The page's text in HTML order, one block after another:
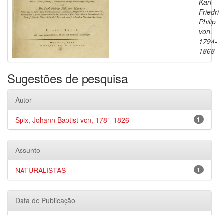
Karl
Philip
von,
1794-
1868
Sugestões de pesquisa
Autor
1
Spix, Johann Baptist von, 1781-1826
Assunto
1
NATURALISTAS
Data de Publicação